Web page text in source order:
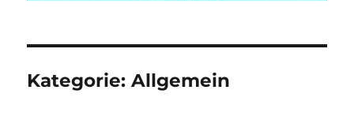
Kategorie:Allgemein